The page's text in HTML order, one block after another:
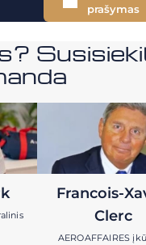
prašymas
Francois-
Clerc
AEROAFFAIRES